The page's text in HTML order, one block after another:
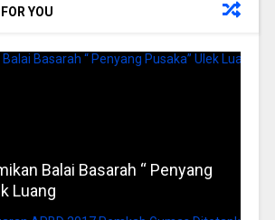
YOU
Balai Basarah “ Penyang
Luang